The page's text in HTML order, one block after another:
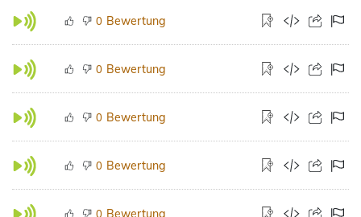
0 Bewertung
0 Bewertung
0 Bewertung
0 Bewertung
0 Bewertung